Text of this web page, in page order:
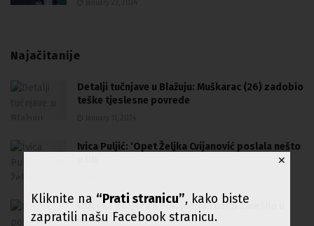
Najačitanije
Detalji tučnjave u Blažuju: Muškarac (26) zadobio
teške tjeslesne povrede
Ivica Puljić: ‘Opet Željka Cvijanović poslala nešto
Filmska potjera u BiH, jedno vozilo završilo u
kanalu
✕
Kliknite na “Prati stranicu”, kako biste
zapratili našu Facebook stranicu.